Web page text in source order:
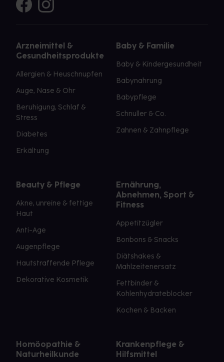
Arzneimittel &
Gesundheitsprodukte
Allergien & Heuschnupfen
Auge, Nase & Ohr
Beruhigung, Schlaf &
Stress
Diabetes
Erkältung
Baby & Familie
Baby & Kindergesundheit
Babynahrung
Babypflege
Schnuller & Co.
Zahnen & Zahnpflege
Beauty & Pflege
Akne, unreine & fettige
Haut
Anti-Age
Augenpflege
Hautstraffende Pflege
Dekorative Kosmetik
Ernährung,
Abnehmen, Sport &
Fitness
Appetitzügler
Bonbons & Snacks
Diätshakes &
Mahlzeitenersatz
Fettbinder &
Kohlenhydrateblocker
Kochen & Backen
Homöopathie &
Naturheilkunde
Krankenpflege &
Hilfsmittel